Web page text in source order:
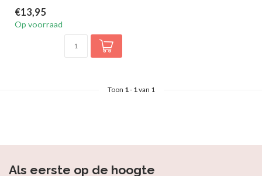
€13,95
Op voorraad
Toon 1- 1van 1
Als eerste op de hoogte